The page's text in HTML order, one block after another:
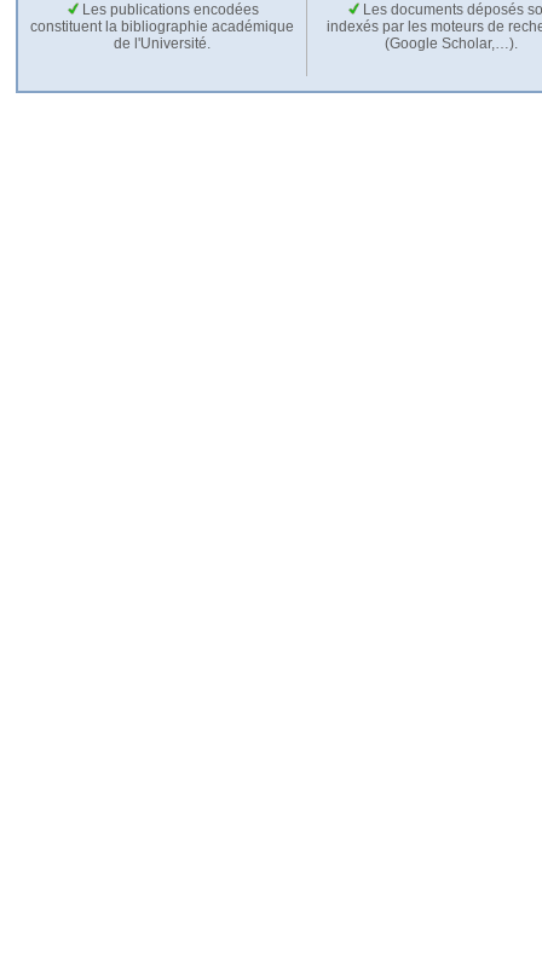
Les publications encodées
constituent la bibliographie académique
de l'Université.
Les documents déposés
indexés par les moteurs de
(Google Scholar,…).